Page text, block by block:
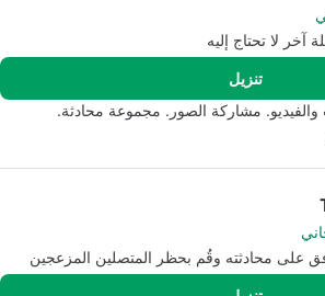
آخر لا تحتاج إليه
تنزيل
مشاركة الصور. مجموعة محادثة.
على محادثته وقُم بحظر المتصلين المزعجين